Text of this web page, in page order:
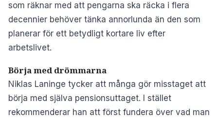
som räknar med att pengarna ska räcka i flera
decennier behöver tänka annorlunda än den som
planerar för ett betydligt kortare liv efter
arbetslivet.
Börja med drömmarna
Niklas Laninge tycker att många gör misstaget att
börja med själva pensionsuttaget. I stället
rekommenderar han att först fundera över vad man